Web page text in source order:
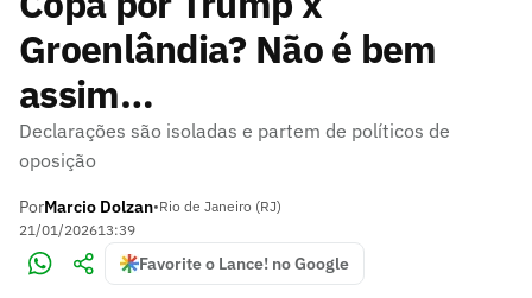
Groenlândia? Não é bem
assim…
Declarações são isoladas e partem de políticos de
oposição
PorMarcio Dolzan•Rio de Janeiro (RJ)
21/01/202613:39
Favorite o Lance! no Google